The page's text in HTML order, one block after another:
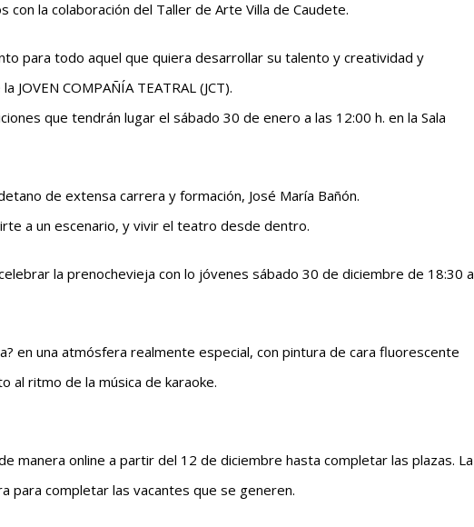
con la colaboración del Taller de Arte Villa de Caudete.
para todo aquel que quiera desarrollar su talento y creatividad y
COMPAÑÍA TEATRAL (JCT).
que tendrán lugar el sábado 30 de enero a las 12:00 h. en la Sala
de extensa carrera y formación, José María Bañón.
a un escenario, y vivir el teatro desde dentro.
la prenochevieja con lo jóvenes sábado 30 de diciembre de 18:30 a
en una atmósfera realmente especial, con pintura de cara fluorescente
al ritmo de la música de karaoke.
manera online a partir del 12 de diciembre hasta completar las plazas. La
para completar las vacantes que se generen.